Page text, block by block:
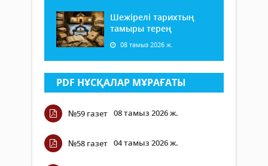
Шежірелі тарихтың
тамыры терең
08 тамыз 2026 ж.
PDF НҰСҚАЛАР МҰРАҒАТЫ
№59 газет 08 тамыз 2026 ж.
№58 газет 04 тамыз 2026 ж.